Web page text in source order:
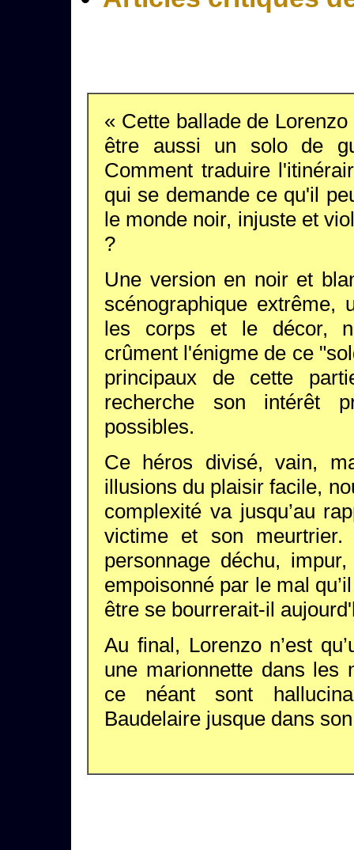
« Cette ballade de
être aussi un solo de
Comment traduire
qui se demande ce qu'il
le monde noir, injuste et
?
Une version en noir et
scénographique extrême,
les corps et le décor,
crûment l'énigme de ce
principaux de cette
recherche son intérêt
possibles.
Ce héros divisé, vain,
illusions du plaisir facile,
complexité va jusqu’au
victime et son
personnage déchu,
empoisonné par le mal
être se bourrerait-il
Au final, Lorenzo n’est
une marionnette dans
ce néant sont
Baudelaire jusque dans